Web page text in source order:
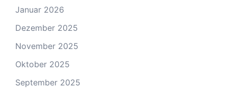
Januar 2026
Dezember 2025
November 2025
Oktober 2025
September 2025